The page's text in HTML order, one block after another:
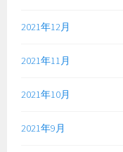
2021年12月
2021年11月
2021年10月
2021年9月